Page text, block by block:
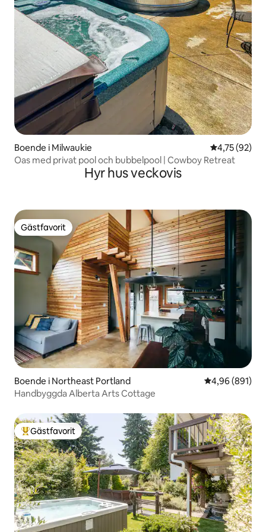
Boende i Milwaukie 4,75 av 5 i
4,75 (92)
Oas med privat pool och bubbelpool | Cowboy Retreat
Hyr hus veckovis
Gästfavorit
Gästfavorit
Boende i Northeast Portland 4,96 av 5 i
4,96 (891)
Handbyggda Alberta Arts Cottage
Populär gästfavorit
Gästfavorit